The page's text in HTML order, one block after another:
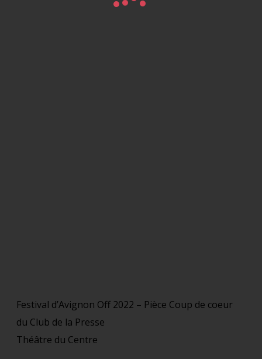
Festival d’Avignon Off 2022 – Pièce Coup de coeur
du Club de la Presse
Théâtre du Centre